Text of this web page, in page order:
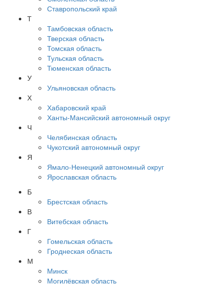
Ставропольский край
Т
Тамбовская область
Тверская область
Томская область
Тульская область
Тюменская область
У
Ульяновская область
Х
Хабаровский край
Ханты-Мансийский автономный округ
Ч
Челябинская область
Чукотский автономный округ
Я
Ямало-Ненецкий автономный округ
Ярославская область
Б
Брестская область
В
Витебская область
Г
Гомельская область
Гроднеская область
М
Минск
Могилёвская область